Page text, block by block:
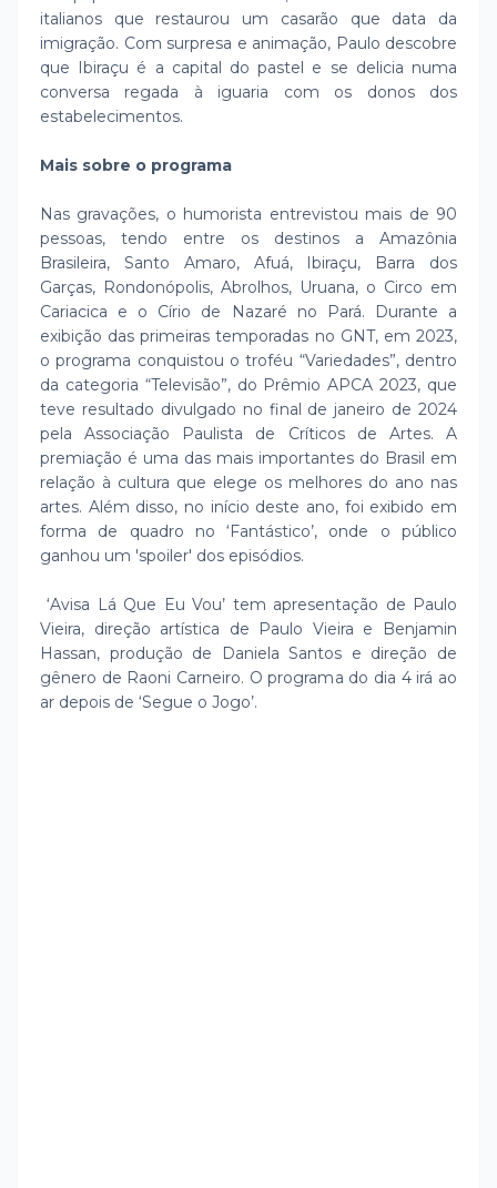
italianos que restaurou um casarão que data da
imigração. Com surpresa e animação, Paulo descobre
que Ibiraçu é a capital do pastel e se delicia numa
conversa regada à iguaria com os donos dos
estabelecimentos.
Mais sobre o programa
Nas gravações, o humorista entrevistou mais de 90
pessoas, tendo entre os destinos a Amazônia
Brasileira, Santo Amaro, Afuá, Ibiraçu, Barra dos
Garças, Rondonópolis, Abrolhos, Uruana, o Circo em
Cariacica e o Círio de Nazaré no Pará. Durante a
exibição das primeiras temporadas no GNT, em 2023,
o programa conquistou o troféu “Variedades”, dentro
da categoria “Televisão”, do Prêmio APCA 2023, que
teve resultado divulgado no final de janeiro de 2024
pela Associação Paulista de Críticos de Artes. A
premiação é uma das mais importantes do Brasil em
relação à cultura que elege os melhores do ano nas
artes. Além disso, no início deste ano, foi exibido em
forma de quadro no ‘Fantástico’, onde o público
ganhou um 'spoiler' dos episódios.
‘Avisa Lá Que Eu Vou’ tem apresentação de Paulo
Vieira, direção artística de Paulo Vieira e Benjamin
Hassan, produção de Daniela Santos e direção de
gênero de Raoni Carneiro. O programa do dia 4 irá ao
ar depois de ‘Segue o Jogo’.